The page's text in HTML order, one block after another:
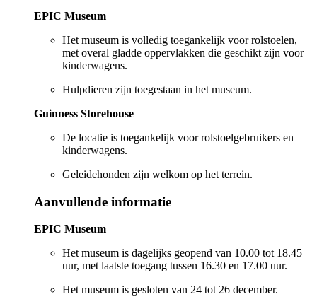
EPIC Museum
Het museum is volledig toegankelijk voor rolstoelen,
met overal gladde oppervlakken die geschikt zijn voor
kinderwagens.
Hulpdieren zijn toegestaan in het museum.
Guinness Storehouse
De locatie is toegankelijk voor rolstoelgebruikers en
kinderwagens.
Geleidehonden zijn welkom op het terrein.
Aanvullende informatie
EPIC Museum
Het museum is dagelijks geopend van 10.00 tot 18.45
uur, met laatste toegang tussen 16.30 en 17.00 uur.
Het museum is gesloten van 24 tot 26 december.